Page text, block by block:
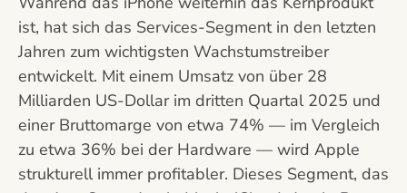
ist, hat sich das Services-Segment in den letzten
Jahren zum wichtigsten Wachstumstreiber
entwickelt. Mit einem Umsatz von über 28
Milliarden US-Dollar im dritten Quartal 2025 und
einer Bruttomarge von etwa 74% — im Vergleich
zu etwa 36% bei der Hardware — wird Apple
strukturell immer profitabler. Dieses Segment, das